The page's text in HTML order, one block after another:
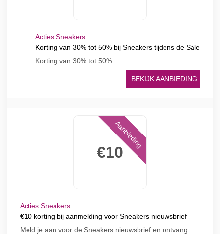
Acties Sneakers
Korting van 30% tot 50% bij Sneakers tijdens de Sale
Korting van 30% tot 50%
BEKIJK AANBIEDING
€10
Aanbieding
Acties Sneakers
€10 korting bij aanmelding voor Sneakers nieuwsbrief
Meld je aan voor de Sneakers nieuwsbrief en ontvang